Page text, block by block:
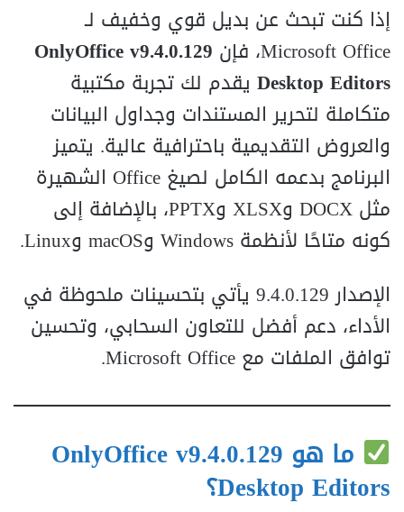
إذا كنت تبحث عن بديل قوي وخفيف لـ
Microsoft Office، فإن
OnlyOffice v9.4.0.129
Desktop Editors يقدم لك تجربة مكتبية
متكاملة لتحرير المستندات وجداول البيانات
والعروض التقديمية باحترافية عالية. يتميز
البرنامج بدعمه الكامل لصيغ Office الشهيرة
مثل DOCX وXLSX وPPTX، بالإضافة إلى
كونه متاحًا لأنظمة Windows وmacOS وLinux.
الإصدار 9.4.0.129 يأتي بتحسينات ملحوظة في
الأداء، دعم أفضل للتعاون السحابي، وتحسين
توافق الملفات مع Microsoft Office.
ما هو OnlyOffice v9.4.0.129
Desktop Editors؟